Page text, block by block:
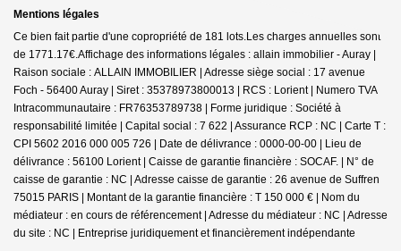
Mentions légales
Ce bien fait partie d'une copropriété de 181 lots.Les charges annuelles sont
de 1771.17€.Affichage des informations légales : allain immobilier - Auray |
Raison sociale : ALLAIN IMMOBILIER | Adresse siège social : 17 avenue
Foch - 56400 Auray | Siret : 35378973800013 | RCS : Lorient | Numero TVA
Intracommunautaire : FR76353789738 | Forme juridique : Société à
responsabilité limitée | Capital social : 7 622 | Assurance RCP : NC | Carte T :
CPI 5602 2016 000 005 726 | Date de délivrance : 0000-00-00 | Lieu de
délivrance : 56100 Lorient | Caisse de garantie financière : SOCAF. | N° de
caisse de garantie : NC | Adresse caisse de garantie : 26 avenue de Suffren
75015 PARIS | Montant de la garantie financière : T 150 000 € | Nom du
médiateur : en cours de référencement | Adresse du médiateur : NC | Adresse
du site : NC | Entreprise juridiquement et financièrement indépendante